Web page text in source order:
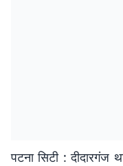
पटना सिटी :